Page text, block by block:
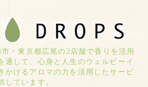
・東京都広尾の2店舗で香りを活用
通して、心身と人生のウェルビーイ
かけるアロマの力を活用したサービ
しています。